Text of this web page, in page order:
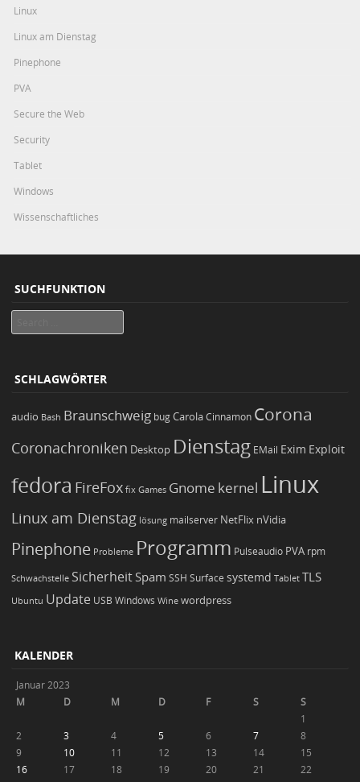
Linux
Linux am Dienstag
Pinephone
PVA
Secure the Web
Security
Tablet
Windows
Wissenschaftliches
SUCHFUNKTION
SCHLAGWÖRTER
audio Bash Braunschweig bugCarola Cinnamon Corona
Coronachroniken Desktop Dienstag EMail Exim Exploit
fedora FireFox fix Games Gnome kernel Linux
Linux am Dienstag lösung mailserver NetFlix nVidia
Pinephone Probleme Programm Pulseaudio PVA rpm
Schwachstelle Sicherheit Spam SSH Surface systemd Tablet TLS
Ubuntu Update USB Windows Wine wordpress
KALENDER
Januar 2023
M
D M D F S
S
1
2
3 4 5 6 7
8
9
10 11 12 13 14
15
16
17 18 19 20 21
22